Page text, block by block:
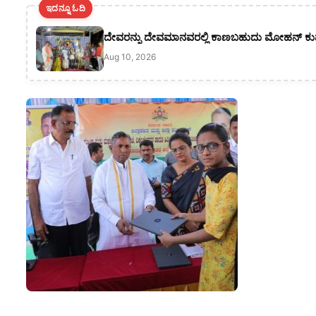
ಇದನ್ನೂ ಓದಿ
ದೇವರನ್ನು ದೇವಮಾನವರಲ್ಲಿ ಕಾಣಬಹುದು ಮೋಹನ್
Aug 10, 2026